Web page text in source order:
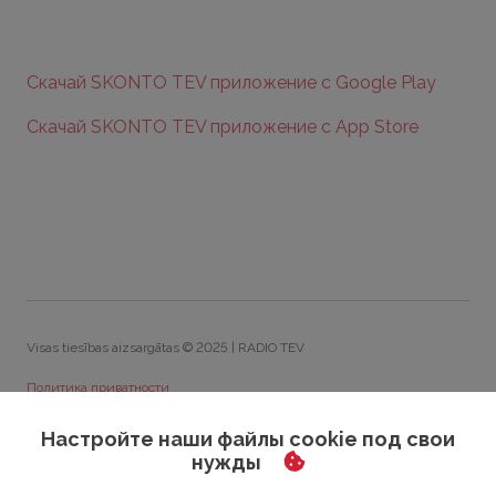
Скачай SKONTO TEV приложение с Google Play
Скачай SKONTO TEV приложение с App Store
Visas tiesības aizsargātas © 2025 | RADIO TEV
Политика приватности
Настройте наши файлы cookie под свои
нужды